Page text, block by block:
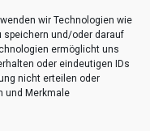
wir Technologien wie
speichern und/oder darauf
ermöglicht uns
oder eindeutigen IDs
nicht erteilen oder
und Merkmale